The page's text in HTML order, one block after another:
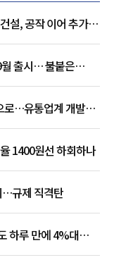
설, 공작 이어 추가
출시… 불붙은
로…유통업계 개발실
1400원선 하회하나
…규제 직격탄
하루 만에 4%대